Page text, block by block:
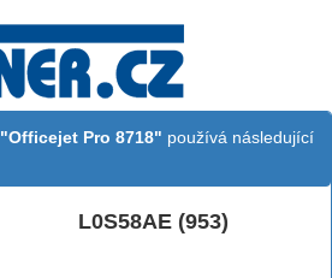
"Officejet Pro 8718" používá následující
L0S58AE (953)